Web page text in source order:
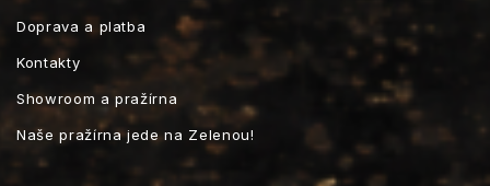
Doprava a platba
Kontakty
Showroom a pražírna
Naše pražírna jede na Zelenou!